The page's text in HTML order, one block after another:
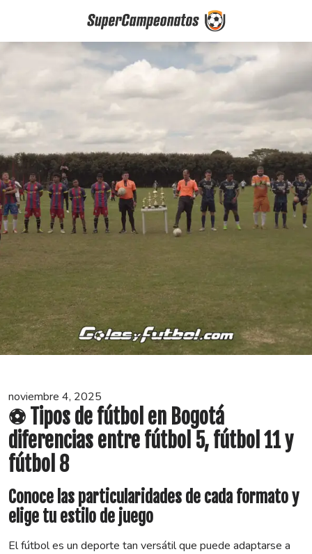
noviembre 4, 2025
⚽ Tipos de fútbol en Bogotá
diferencias entre fútbol 5, fútbol 11 y
fútbol 8
Conoce las particularidades de cada formato y
elige tu estilo de juego
El fútbol es un deporte tan versátil que puede adaptarse a